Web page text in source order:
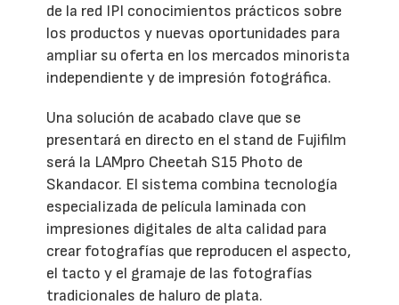
de la red IPI conocimientos prácticos sobre
los productos y nuevas oportunidades para
ampliar su oferta en los mercados minorista
independiente y de impresión fotográfica.
Una solución de acabado clave que se
presentará en directo en el stand de Fujifilm
será la LAMpro Cheetah S15 Photo de
Skandacor. El sistema combina tecnología
especializada de película laminada con
impresiones digitales de alta calidad para
crear fotografías que reproducen el aspecto,
el tacto y el gramaje de las fotografías
tradicionales de haluro de plata.